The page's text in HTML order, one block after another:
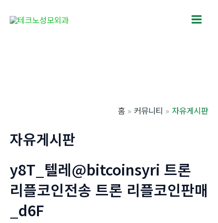
Main
홈 커뮤니티 자유게시판
자유게시판
y8T_텔레@bitcoinsyri 트론
리플코인전송 트론 리플코인판매
_d6F